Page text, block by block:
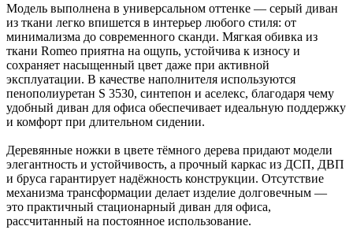
Модель выполнена в универсальном оттенке — серый диван
из ткани легко впишется в интерьер любого стиля: от
минимализма до современного сканди. Мягкая обивка из
ткани Romeo приятна на ощупь, устойчива к износу и
сохраняет насыщенный цвет даже при активной
эксплуатации. В качестве наполнителя используются
пенополиуретан S 3530, синтепон и аселекс, благодаря чему
удобный диван для офиса обеспечивает идеальную поддержку
и комфорт при длительном сидении.
Деревянные ножки в цвете тёмного дерева придают модели
элегантность и устойчивость, а прочный каркас из ДСП, ДВП
и бруса гарантирует надёжность конструкции. Отсутствие
механизма трансформации делает изделие долговечным —
это практичный стационарный диван для офиса,
рассчитанный на постоянное использование.